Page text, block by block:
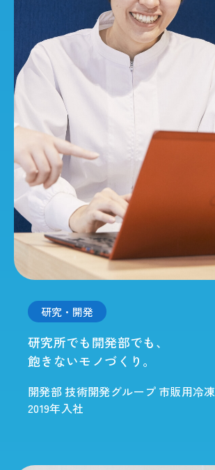
研究・開発
研究所でも開発部でも、
飽きないモノづくり。
開発部 技術開発グループ 市販用冷
2019年入社